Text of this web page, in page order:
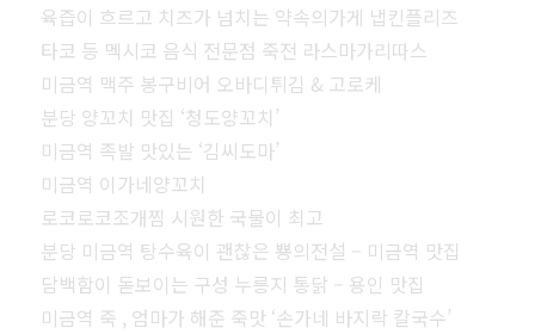
육즙이 흐르고 치즈가 넘치는 약속의가게 냅킨플리즈
타코 등 멕시코 음식 전문점 죽전 라스마가리따스
미금역 맥주 봉구비어 오바디튀김 & 고로케
분당 양꼬치 맛집 ‘청도양꼬치’
미금역 족발 맛있는 ‘김씨도마’
미금역 이가네양꼬치
로코로코조개찜 시원한 국물이 최고
분당 미금역 탕수육이 괜찮은 뿅의전설 – 미금역 맛집
담백함이 돋보이는 구성 누릉지 통닭 – 용인 맛집
미금역 죽 , 엄마가 해준 죽맛 ‘손가네 바지락 칼국수’